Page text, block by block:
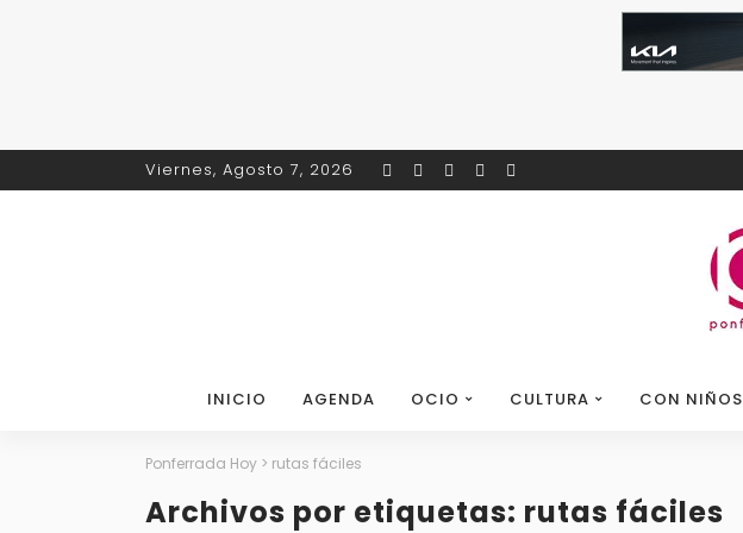
Viernes, Agosto 7, 2026
INICIO AGENDA OCIO CULTURA CON NIÑOS
Ponferrada Hoy > rutas fáciles
Archivos por etiquetas: rutas fáciles